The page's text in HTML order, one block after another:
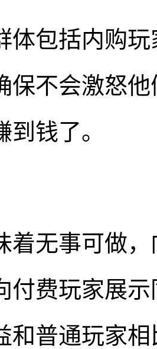
体包括内购
保不会激怒
钱了。
着无事可做
付费玩家展
和普通玩家